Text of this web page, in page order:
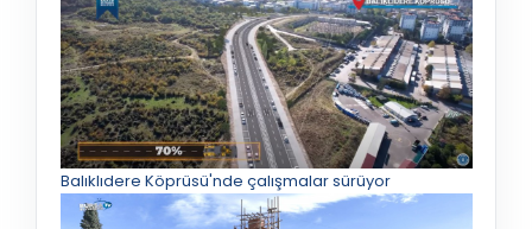
Balıklıdere Köprüsü'nde çalışmalar sürüyor